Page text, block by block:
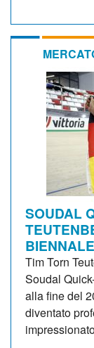
SOUDAL
BIENNALE
Tim Torn
Soudal
alla fine del
diventato